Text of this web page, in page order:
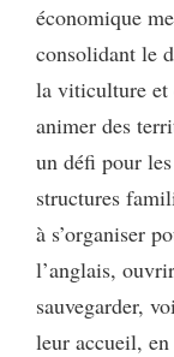
économique
consolidant le
la viticulture et
animer des
un défi pour
structures
à s’organiser
l’anglais,
sauvegarder,
leur accueil,